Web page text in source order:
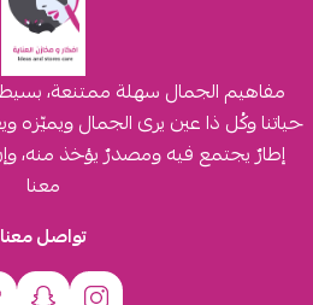
مفاهيم الجمال سهلة ممتنعة،
حياتنا وكُل ذا عين يرى الجمال ويميّزه
إطارٌ يجتمع فيه ومصدرٌ يؤخذ منه،
معنا
تواصل معنا